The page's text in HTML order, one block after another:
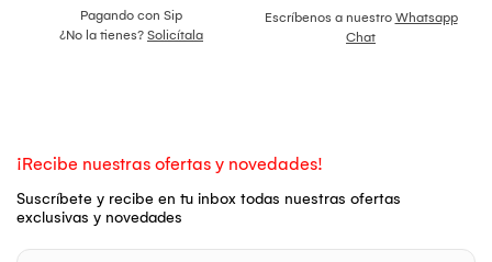
Pagando con Sip
¿No la tienes? Solicítala
Escríbenos a nuestro Whatsapp
Chat
¡Recibe nuestras ofertas y novedades!
Suscríbete y recibe en tu inbox todas nuestras ofertas
exclusivas y novedades